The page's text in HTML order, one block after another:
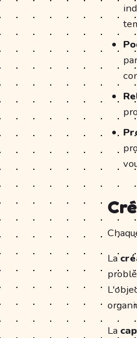
La
La